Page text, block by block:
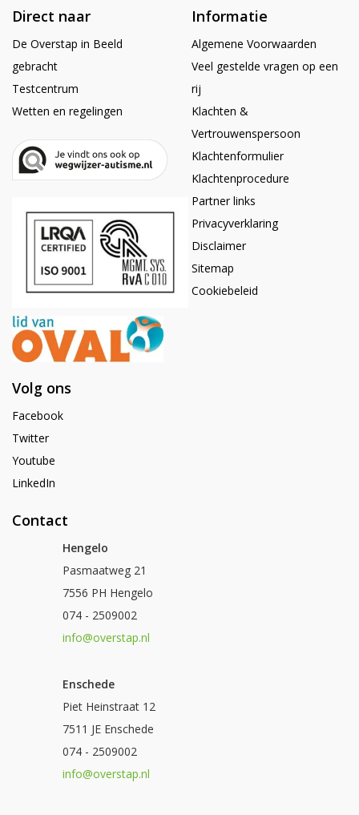
Direct naar
De Overstap in Beeld
gebracht
Testcentrum
Wetten en regelingen
Informatie
Algemene Voorwaarden
Veel gestelde vragen op een
rij
Klachten &
Vertrouwenspersoon
Klachtenformulier
Klachtenprocedure
Partner links
Privacyverklaring
Disclaimer
Sitemap
Cookiebeleid
Volg ons
Facebook
Twitter
Youtube
LinkedIn
Contact
Hengelo
Pasmaatweg 21
7556 PH Hengelo
074 - 2509002
info@overstap.nl
Enschede
Piet Heinstraat 12
7511 JE Enschede
074 - 2509002
info@overstap.nl